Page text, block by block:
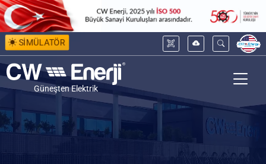
SİMÜLATÖR
Güneşten Elektrik